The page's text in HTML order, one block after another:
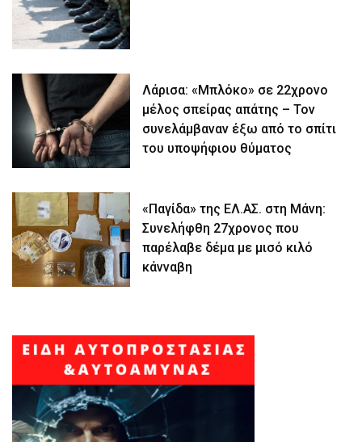
Λάρισα: «Μπλόκο» σε 22χρονο
μέλος σπείρας απάτης – Τον
συνελάμβαναν έξω από το σπίτι
του υποψήφιου θύματος
«Παγίδα» της ΕΛ.ΑΣ. στη Μάνη:
Συνελήφθη 27χρονος που
παρέλαβε δέμα με μισό κιλό
κάνναβη